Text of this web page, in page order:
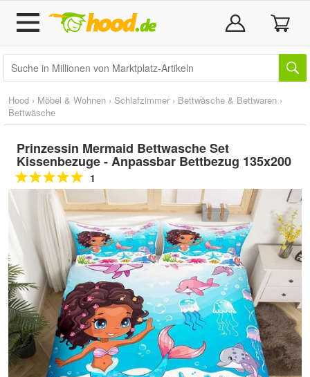
Hood › Möbel & Wohnen › Schlafzimmer › Bettwäsche & Bettwaren ›
Bettwäsche
Prinzessin Mermaid Bettwasche Set
Kissenbezuge - Anpassbar Bettbezug 135x200
1